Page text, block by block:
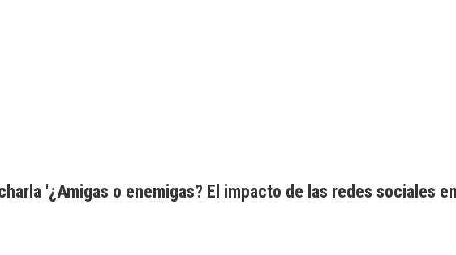
'¿Amigas o enemigas? El impacto de las redes sociales